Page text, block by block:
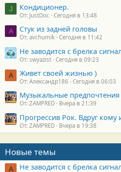
J Кондиционер.
От: JustDoc Сегодня в 13:48
A Стук из задней головы
От: avchumik Сегодня в 11:42
Не заводится с брелка
От: swyazist Сегодня в 09:23
А Живет своей жизнью )
От: Александр186 Сегодня в 06:03
Музыкальные предпочтения
От: ZAMPRED Вчера в 21:39
Прогрессив Рок. Вдруг кому
От: ZAMPRED Вчера в 19:38
Новые темы
А Не заводится с брелка